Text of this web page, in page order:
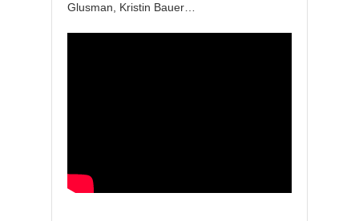
Glusman, Kristin Bauer…